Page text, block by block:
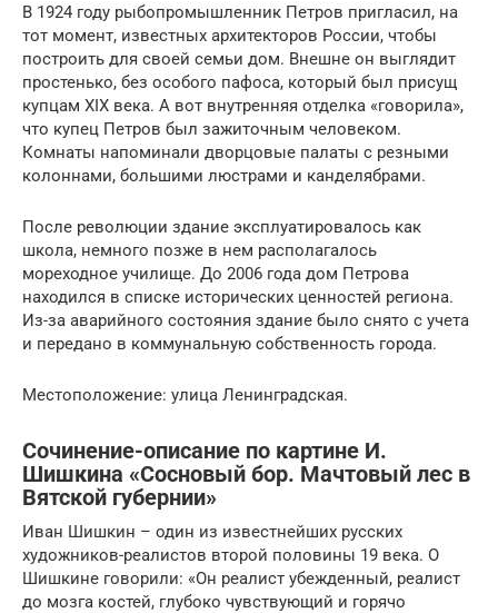
В 1924 году рыбопромышленник Петров пригласил, на
тот момент, известных архитекторов России, чтобы
построить для своей семьи дом. Внешне он выглядит
простенько, без особого пафоса, который был присущ
купцам XIX века. А вот внутренняя отделка «говорила»,
что купец Петров был зажиточным человеком.
Комнаты напоминали дворцовые палаты с резными
колоннами, большими люстрами и канделябрами.
После революции здание эксплуатировалось как
школа, немного позже в нем располагалось
мореходное училище. До 2006 года дом Петрова
находился в списке исторических ценностей региона.
Из-за аварийного состояния здание было снято с учета
и передано в коммунальную собственность города.
Местоположение: улица Ленинградская.
Сочинение-описание по картине И.
Шишкина «Сосновый бор. Мачтовый лес в
Вятской губернии»
Иван Шишкин – один из известнейших русских
художников-реалистов второй половины 19 века. О
Шишкине говорили: «Он реалист убежденный, реалист
до мозга костей, глубоко чувствующий и горячо